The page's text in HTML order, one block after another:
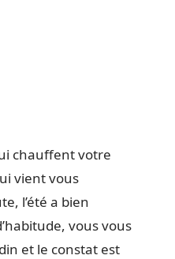
chauffent votre
vient vous
l’été a bien
vous vous
et le constat est